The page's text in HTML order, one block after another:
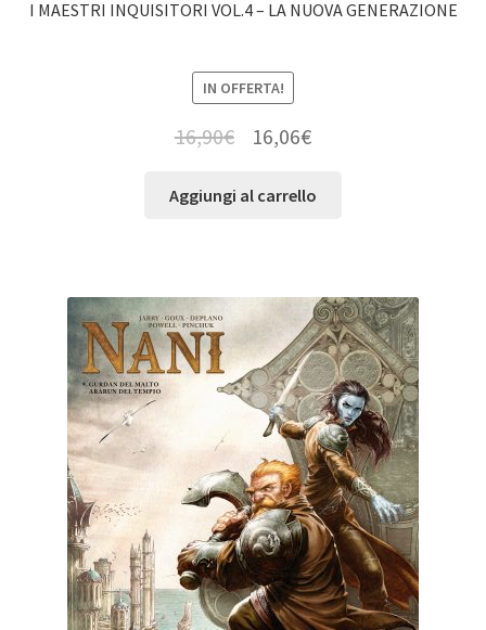
I MAESTRI INQUISITORI VOL.4 – LA NUOVA GENERAZIONE
IN OFFERTA!
16,90€ 16,06€
Aggiungi al carrello